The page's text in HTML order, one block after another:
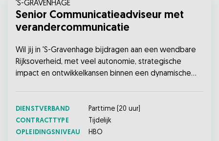
'S-GRAVENHAGE
Senior Communicatieadviseur met
verandercommunicatie
Wil jij in 'S-Gravenhage bijdragen aan een wendbare
Rijksoverheid, met veel autonomie, strategische
impact en ontwikkelkansen binnen een dynamische
DIENSTVERBAND Parttime (20 uur)
CONTRACTTYPE
Tijdelijk
OPLEIDINGSNIVEAU
HBO